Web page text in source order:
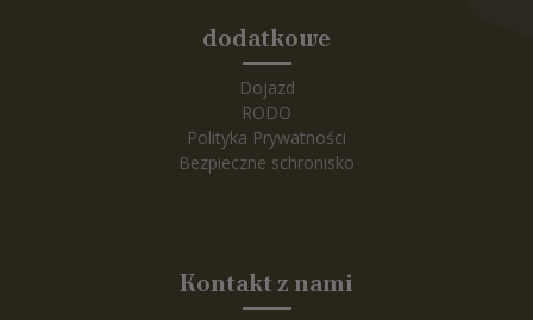
dodatkowe
Dojazd
RODO
Polityka Prywatności
Bezpieczne schronisko
Kontakt z nami